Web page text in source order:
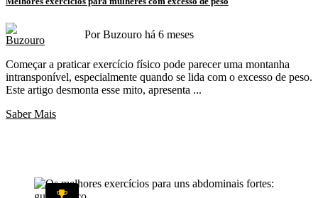
Por Buzouro há 6 meses
Começar a praticar exercício físico pode parecer uma montanha
intransponível, especialmente quando se lida com o excesso de peso.
Este artigo desmonta esse mito, apresenta ...
Saber Mais